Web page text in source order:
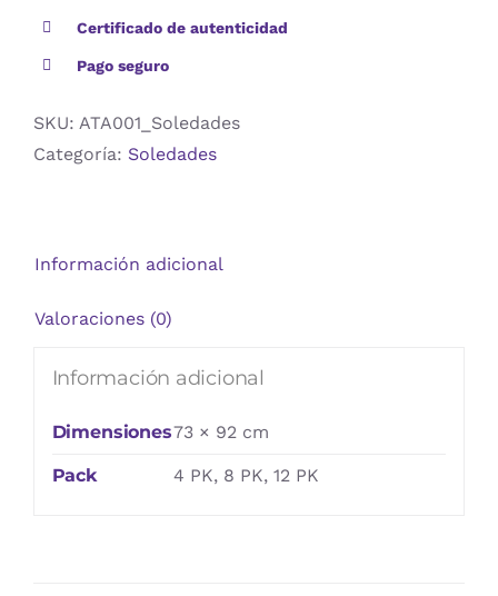
Certificado de autenticidad
Pago seguro
SKU: ATA001_Soledades
Categoría: Soledades
Información adicional
Valoraciones (0)
Información adicional
Dimensiones73 × 92 cm
Pack 4 PK, 8 PK, 12 PK